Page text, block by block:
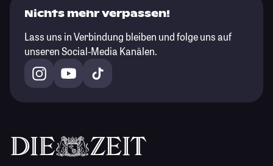
Nichts mehr verpassen!
Lass uns in Verbindung bleiben und folge uns auf
unseren Social-Media Kanälen.